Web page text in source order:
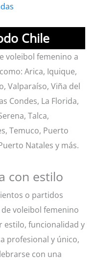
Chile
voleibol femenino a
Arica, Iquique,
Valparaíso, Viña del
Condes, La Florida,
Talca,
Temuco, Puerto
Natales y más.
con estilo
o partidos
voleibol femenino
estilo, funcionalidad y
profesional y único,
con una